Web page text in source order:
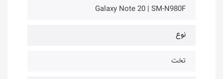
Galaxy Note 20 | SM-N980F
نوع
تخت